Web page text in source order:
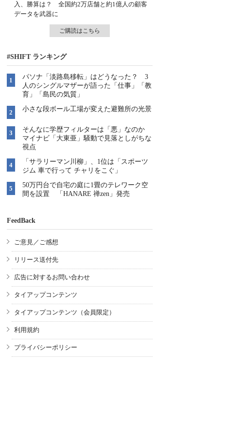
入、勝算は？ 全国約2万店舗と約1億人の顧客
データを武器に
ご購読はこちら
#SHIFT ランキング
パソナ「淡路島移転」はどうなった？ 3
人のシングルマザーが語った「仕事」「教
育」「島民の気質」
小さな段ボール工場が変えた避難所の光景
そんなに学歴フィルターは「悪」なのか
マイナビ「大東亜」騒動で見落としがちな
視点
「サラリーマン川柳」、1位は「スポーツ
ジム 車で行って チャリをこぐ」
50万円台で自宅の庭に1畳のテレワーク空
間を設置 「HANARE 禅zen」発売
FeedBack
ご意見／ご感想
リリース送付先
広告に対するお問い合わせ
タイアップコンテンツ
タイアップコンテンツ（会員限定）
利用規約
プライバシーポリシー